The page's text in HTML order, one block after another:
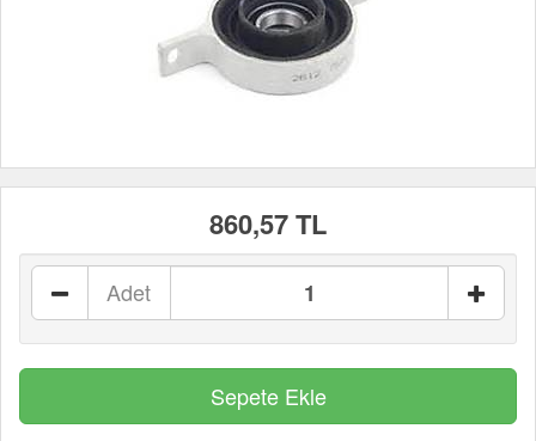
860,57 TL
Adet